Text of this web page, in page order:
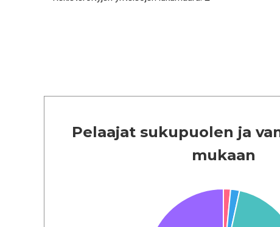
Pelaajat sukupuolen ja
mukaan